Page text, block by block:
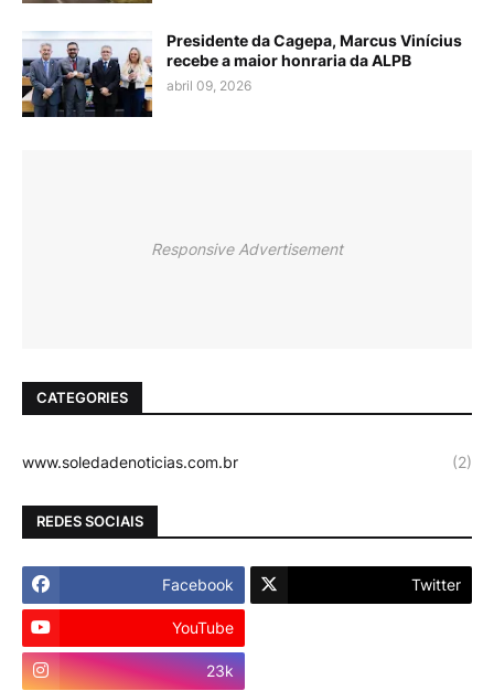
Presidente da Cagepa, Marcus Vinícius
recebe a maior honraria da ALPB
abril 09, 2026
Responsive Advertisement
CATEGORIES
www.soledadenoticias.com.br (2)
REDES SOCIAIS
Facebook Twitter
YouTube
23k